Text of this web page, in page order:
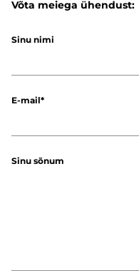
Võta meiega ühendust:
Sinu nimi
E-mail
Sinu sõnum